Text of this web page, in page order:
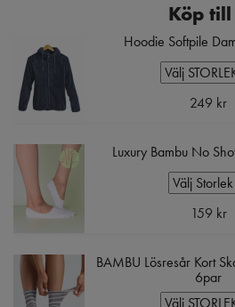
Köp till
Hoodie Softpile
249 kr
Luxury Bambu No
159 kr
BAMBU Lösresår Kort
6par